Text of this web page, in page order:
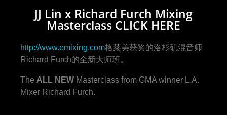
JJ Lin x Richard Furch Mixing
Masterclass CLICK HERE
http://www.emixing.com格莱美获奖的洛杉矶混音师
Richard Furch的全新大师班。
The ALL NEW Masterclass from GMA winner L.A.
Mixer Richard Furch.